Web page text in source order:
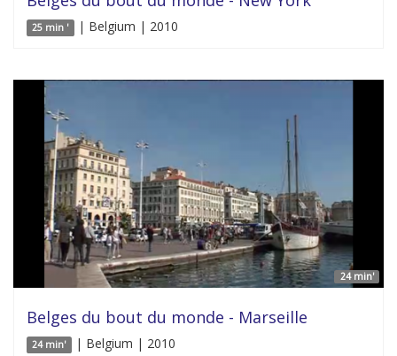
25 min ' | Belgium | 2010
24 min'
Belges du bout du monde - Marseille
24 min' | Belgium | 2010